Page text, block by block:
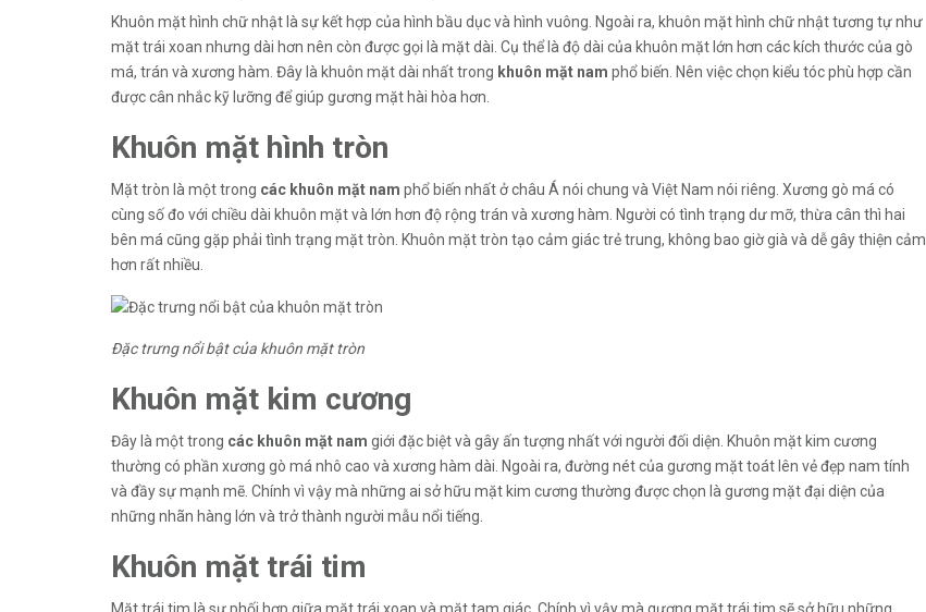
Khuôn mặt hình chữ nhật là sự kết hợp của hình bầu dục và hình vuông. Ngoài ra, khuôn mặt hình chữ nhật tương tự như
mặt trái xoan nhưng dài hơn nên còn được gọi là mặt dài. Cụ thể là độ dài của khuôn mặt lớn hơn các kích thước của gò
má, trán và xương hàm. Đây là khuôn mặt dài nhất trong khuôn mặt nam phổ biến. Nên việc chọn kiểu tóc phù hợp cần
được cân nhắc kỹ lưỡng để giúp gương mặt hài hòa hơn.
Khuôn mặt hình tròn
Mặt tròn là một trong các khuôn mặt nam phổ biến nhất ở châu Á nói chung và Việt Nam nói riêng. Xương gò má có
cùng số đo với chiều dài khuôn mặt và lớn hơn độ rộng trán và xương hàm. Người có tình trạng dư mỡ, thừa cân thì hai
bên má cũng gặp phải tình trạng mặt tròn. Khuôn mặt tròn tạo cảm giác trẻ trung, không bao giờ già và dễ gây thiện cảm
hơn rất nhiều.
Đặc trưng nổi bật của khuôn mặt tròn
Khuôn mặt kim cương
Đây là một trong các khuôn mặt nam giới đặc biệt và gây ấn tượng nhất với người đối diện. Khuôn mặt kim cương
thường có phần xương gò má nhô cao và xương hàm dài. Ngoài ra, đường nét của gương mặt toát lên vẻ đẹp nam tính
và đầy sự mạnh mẽ. Chính vì vậy mà những ai sở hữu mặt kim cương thường được chọn là gương mặt đại diện của
những nhãn hàng lớn và trở thành người mẫu nổi tiếng.
Khuôn mặt trái tim